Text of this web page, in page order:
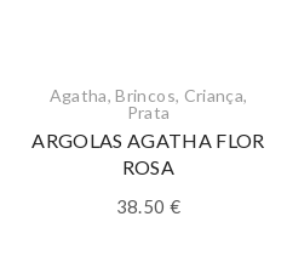
Agatha,Brincos, Criança,
Prata
ARGOLAS AGATHA FLOR
ROSA
38.50 €